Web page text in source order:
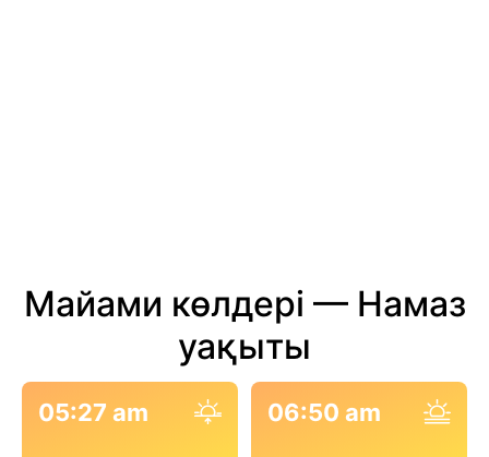
Майами көлдері — Намаз
уақыты
05:27 am 06:50 am